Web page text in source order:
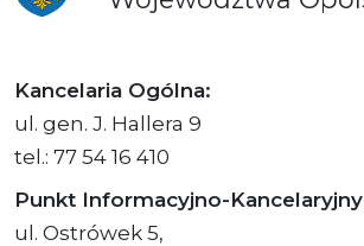
Kancelaria Ogólna:
ul. gen. J. Hallera 9
tel.: 77 54 16 410
Punkt Informacyjno-
ul. Ostrówek 5,